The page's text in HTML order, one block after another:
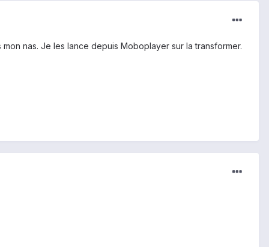
nas. Je les lance depuis Moboplayer sur la transformer.